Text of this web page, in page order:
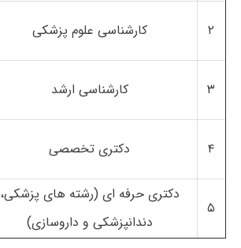
۲ کارشناسی علوم پزشکی
۳ کارشناسی ارشد
۴ دکتری تخصصی
۵
دکتری حرفه ای (رشته های پزشکی،
دندانپزشکی و داروسازی)